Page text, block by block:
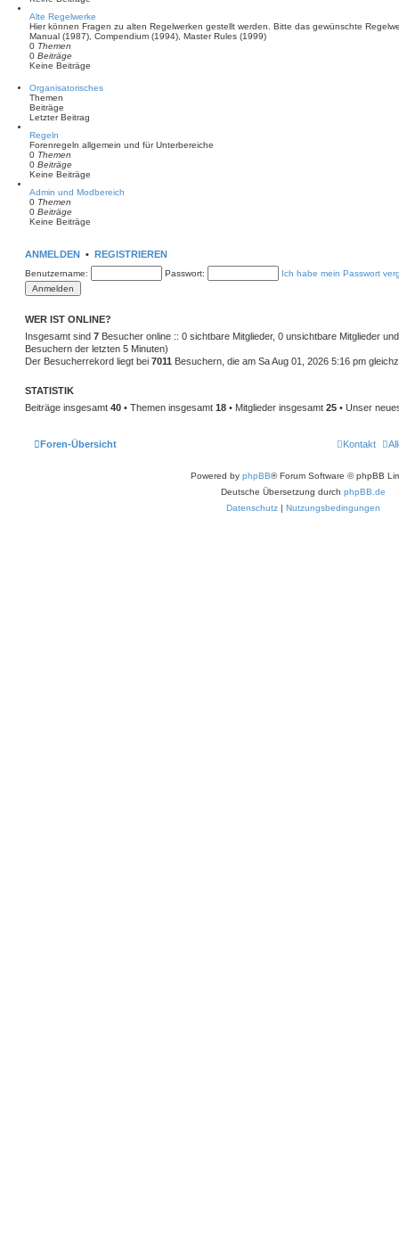
g
Alte Regelwerke
Hier können Fragen zu alten Regelwerken gestellt werden. Bitte das gewünschte
Manual (1987), Compendium (1994), Master Rules (1999)
0 Themen
0 Beiträge
Keine Beiträge
Organisatorisches
Themen
Beiträge
Letzter Beitrag
Regeln
Forenregeln allgemein und für Unterbereiche
0 Themen
0 Beiträge
Keine Beiträge
Admin und Modbereich
0 Themen
0 Beiträge
Keine Beiträge
ANMELDEN • REGISTRIEREN
Benutzername: Passwort: Ich habe mein Passwort
WER IST ONLINE?
Insgesamt sind 7 Besucher online :: 0 sichtbare Mitglieder, 0 unsichtbare Mitglieder
Besuchern der letzten 5 Minuten)
Der Besucherrekord liegt bei 7011 Besuchern, die am Sa Aug 01, 2026 5:16 pm
STATISTIK
Beiträge insgesamt 40 • Themen insgesamt 18 • Mitglieder insgesamt 25 • Unser
Foren-Übersicht Kontakt
Powered by phpBB® Forum Software © phpBB
Deutsche Übersetzung durch phpBB.de
Datenschutz | Nutzungsbedingungen